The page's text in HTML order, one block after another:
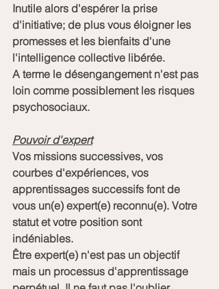
Inutile alors d'espérer la prise
d'initiative; de plus vous éloigner les
promesses et les bienfaits d'une
l'intelligence collective libérée.
A terme le désengangement n'est pas
loin comme possiblement les risques
psychosociaux.
Pouvoir d'expert
Vos missions successives, vos
courbes d'expériences, vos
apprentissages successifs font de
vous un(e) expert(e) reconnu(e). Votre
statut et votre position sont
indéniables.
Être expert(e) n'est pas un objectif
mais un processus d'apprentissage